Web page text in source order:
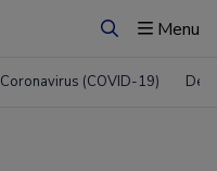
ZoekenMenu
Coronavirus (COVID-19)